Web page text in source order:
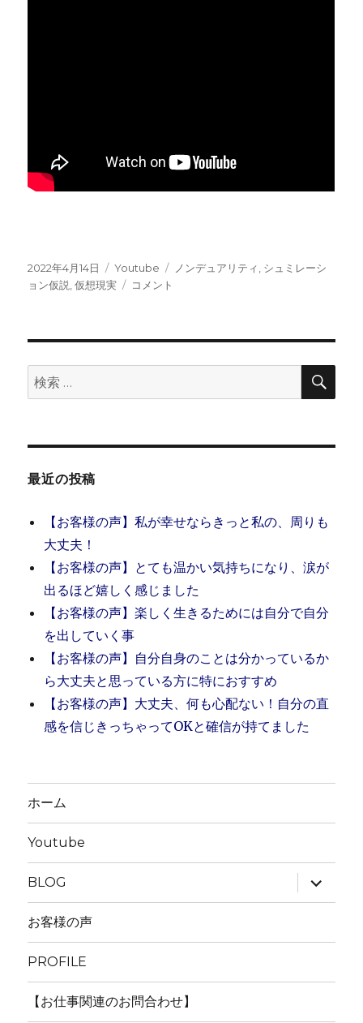
投
稿
2022年4月14日
カ
テ
Youtube
タ
ノンデュアリティ シュミレーシ
ョン仮説 ,仮想現実 【YouTube】
ギ
分
タ
ン
を
置
に
コメント
検
索:
検
最近の投稿
【お客様の声】私が幸せならきっと私の、周りも
大丈夫！
【お客様の声】とても温かい気持ちになり、涙が
出るほど嬉しく感じました
【お客様の声】楽しく生きるためには自分で自分
を出していく事
【お客様の声】自分自身のことは分かっているか
ら大丈夫と思っている方に特におすすめ
【お客様の声】大丈夫、何も心配ない！自分の直
感を信じきっちゃってOKと確信が持てました
ホーム
Youtube
BLOG
サ
ブ
メ
ー
開
お客様の声
PROFILE
【お仕事関連のお問合わせ】